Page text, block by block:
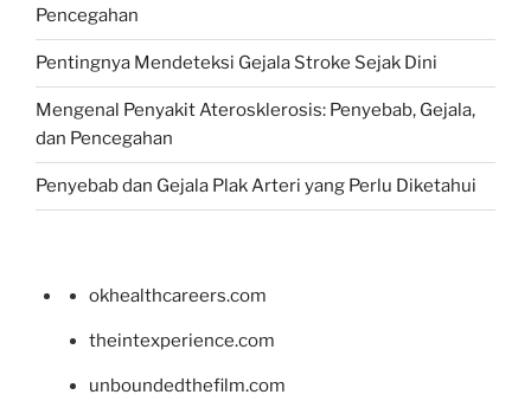
Pencegahan
Pentingnya Mendeteksi Gejala Stroke Sejak Dini
Mengenal Penyakit Aterosklerosis: Penyebab, Gejala,
dan Pencegahan
Penyebab dan Gejala Plak Arteri yang Perlu Diketahui
okhealthcareers.com
theintexperience.com
unboundedthefilm.com